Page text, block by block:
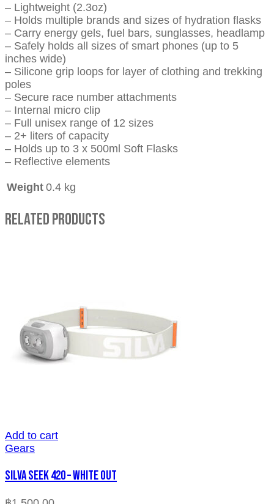
– Lightweight (2.3oz)
– Holds multiple brands and sizes of hydration flasks
– Carry energy gels, fuel bars, sunglasses, headlamp
– Safely holds all sizes of smart phones (up to 5
inches wide)
– Silicone grip loops for layer of clothing and trekking
poles
– Secure race number attachments
– Internal micro clip
– Full unisex range of 12 sizes
– 2+ liters of capacity
– Holds up to 3 x 500ml Soft Flasks
– Reflective elements
Weight 0.4 kg
Related Products
Add to cart
Gears
SILVA SEEK 420 – WHITE OUT